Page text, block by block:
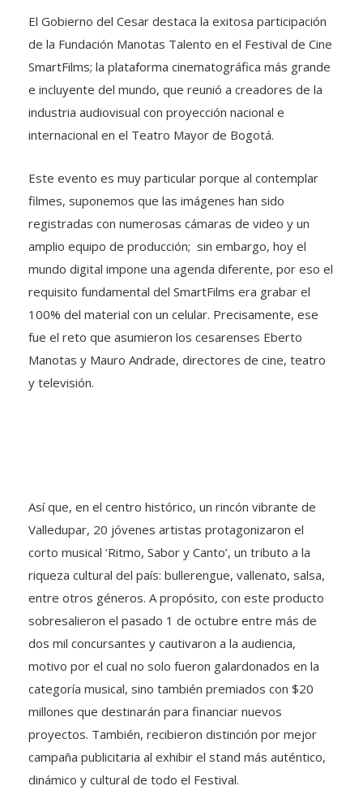
El Gobierno del Cesar destaca la exitosa participación
de la Fundación Manotas Talento en el Festival de Cine
SmartFilms; la plataforma cinematográfica más grande
e incluyente del mundo, que reunió a creadores de la
industria audiovisual con proyección nacional e
internacional en el Teatro Mayor de Bogotá.
Este evento es muy particular porque al contemplar
filmes, suponemos que las imágenes han sido
registradas con numerosas cámaras de video y un
amplio equipo de producción; sin embargo, hoy el
mundo digital impone una agenda diferente, por eso el
requisito fundamental del SmartFilms era grabar el
100% del material con un celular. Precisamente, ese
fue el reto que asumieron los cesarenses Eberto
Manotas y Mauro Andrade, directores de cine, teatro
y televisión.
Así que, en el centro histórico, un rincón vibrante de
Valledupar, 20 jóvenes artistas protagonizaron el
corto musical ‘Ritmo, Sabor y Canto’, un tributo a la
riqueza cultural del país: bullerengue, vallenato, salsa,
entre otros géneros. A propósito, con este producto
sobresalieron el pasado 1 de octubre entre más de
dos mil concursantes y cautivaron a la audiencia,
motivo por el cual no solo fueron galardonados en la
categoría musical, sino también premiados con $20
millones que destinarán para financiar nuevos
proyectos. También, recibieron distinción por mejor
campaña publicitaria al exhibir el stand más auténtico,
dinámico y cultural de todo el Festival.